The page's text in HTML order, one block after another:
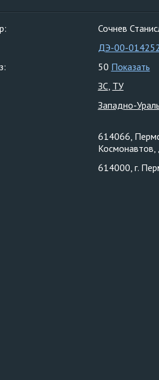
Сочнев
ДЭ-00-
50 Показать
ЗС ТУ
Западно-
614066,
614000, г.